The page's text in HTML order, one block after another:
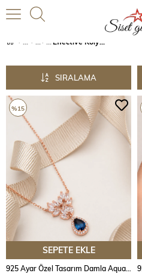
Effective Kolyeler
SIRALAMA
SEPETE EKLE
%15